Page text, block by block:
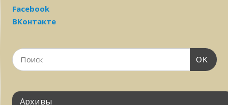
Facebook
ВКонтакте
OK
Архивы